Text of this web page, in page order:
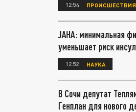
12:54 ПРОИСШЕСТВИЯ
JAHA: минимальная
уменьшает риск
12:52 НАУКА
В Сочи депутат
Генплан для нового